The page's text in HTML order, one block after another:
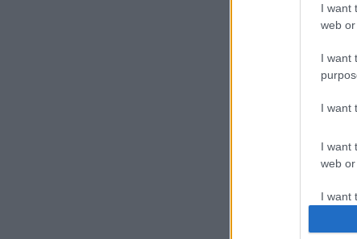
I want
web
I want
I want
I want
web
I want